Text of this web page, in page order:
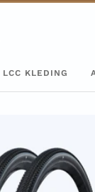
LCC KLEDING